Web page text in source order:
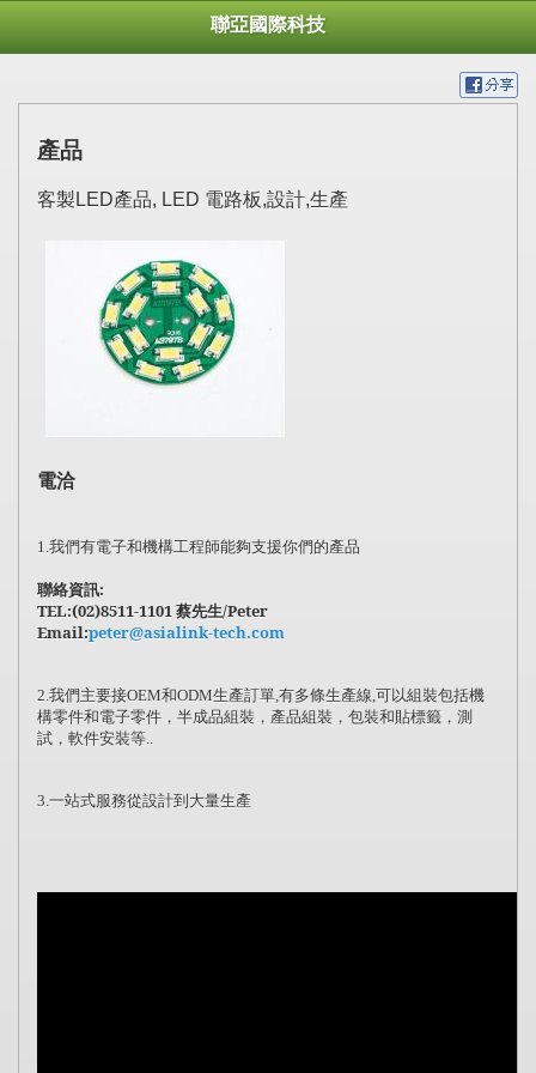
聯亞國際科技
產品
客製LED產品, LED 電路板,設計,生產
電洽
1.我們有電子和機構工程師能夠支援你們的產品
聯絡資訊:
TEL:(02)8511-1101蔡先生/Peter
Email:peter@asialink-tech.com
2.我們主要接OEM和ODM生產訂單,有多條生產線,可以組裝包括機
構零件和電子零件，半成品組裝，產品組裝，包裝和貼標籤，測
試，軟件安裝等..
3.一站式服務從設計到大量生產